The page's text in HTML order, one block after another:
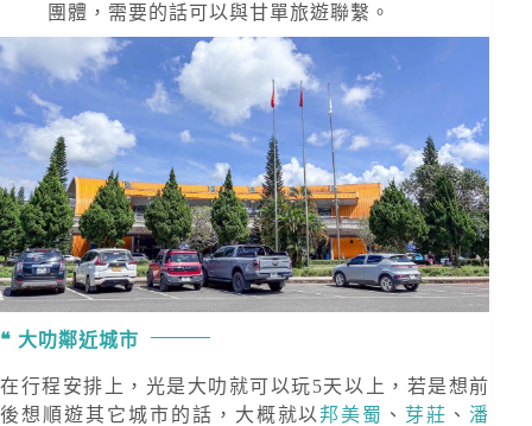
團體，需要的話可以與甘單旅遊聯繫。
大叻鄰近城市
在行程安排上，光是大叻就可以玩5天以上，若是想前
後想順遊其它城市的話，大概就以邦美蜀 、芽莊 、潘